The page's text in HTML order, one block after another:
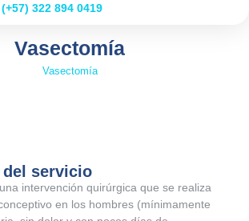
(+57) 322 894 0419
Vasectomía
Vasectomía
servicio
intervención quirúrgica que se realiza
en los hombres (mínimamente